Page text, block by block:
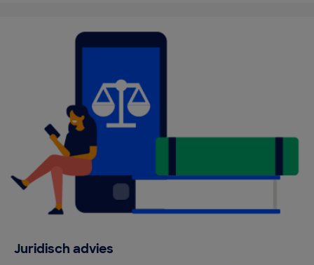
Juridisch advies